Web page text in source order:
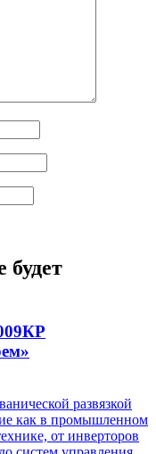
будет
развязкой
как в промышленном
от инверторов